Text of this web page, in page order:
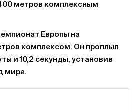
метров комплексным
Европы на
комплексом. Он проплыл
и 10,2 секунды, установив
мира.